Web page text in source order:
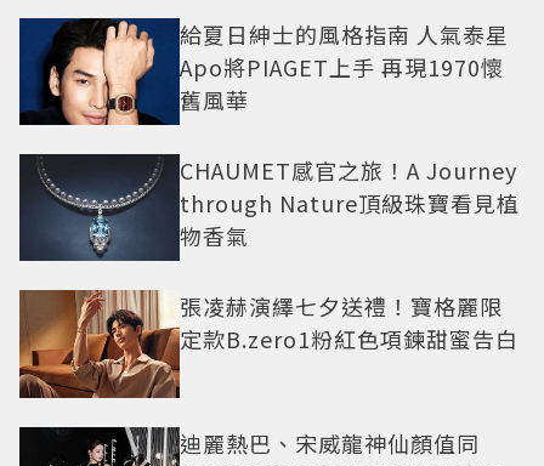
給夏日紳士的風格指南 人氣泰星
Apo將PIAGET上手 再現1970懷
舊風華
CHAUMET感官之旅！A Journey
through Nature頂級珠寶看見植
物香氣
張凌赫演繹七夕送禮！寶格麗限
定款B.zero1粉紅色項鍊甜蜜告白
迪麗熱巴、宋威龍神仙顏值同